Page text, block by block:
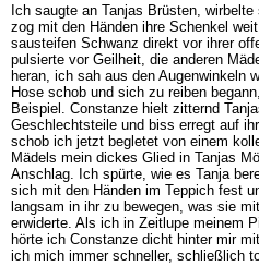
Ich saugte an Tanjas Brüsten,
zog mit den Händen ihre Schenkel
sausteifen Schwanz direkt vor ihrer
pulsierte vor Geilheit, die anderen
heran, ich sah aus den Augenwinkeln
Hose schob und sich zu reiben
Beispiel. Constanze hielt zitternd
Geschlechtsteile und biss erregt auf
schob ich jetzt begletet von einem
Mädels mein dickes Glied in Tanjas
Anschlag. Ich spürte, wie es Tanja
sich mit den Händen im Teppich fest
langsam in ihr zu bewegen, was sie
erwiderte. Als ich in Zeitlupe meinem
hörte ich Constanze dicht hinter mir
ich mich immer schneller, schließlich